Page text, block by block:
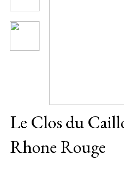
Le Clos du
Rhone Rouge